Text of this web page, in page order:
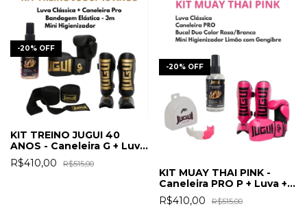
-20% OFF
KIT TREINO JUGUI 40
ANOS - Caneleira G + Luva
+ Mini Higienizador +
Band. Elástica
R$410,00 R$515,00
-20% OFF
KIT MUAY THAI PINK -
Caneleira PRO P + Luva +
Bucal Duo Color RS/BR c/
Caixa + Mini Higienizador
R$410,00 R$515,00